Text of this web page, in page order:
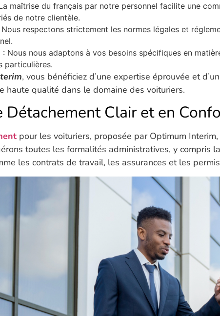
maîtrise du français par notre personnel facilite une
de notre clientèle.
Nous respectons strictement les normes légales et
: Nous nous adaptons à vos besoins spécifiques en
particulières.
, vous bénéficiez d’une expertise éprouvée et
haute qualité dans le domaine des voituriers.
Détachement Clair et en
pour les voituriers, proposée par Optimum
toutes les formalités administratives, y compris
les contrats de travail, les assurances et les